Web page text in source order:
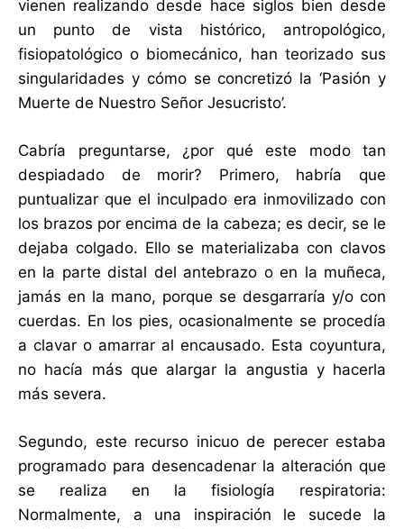
vienen realizando desde hace siglos bien desde
un punto de vista histórico, antropológico,
fisiopatológico o biomecánico, han teorizado sus
singularidades y cómo se concretizó la ‘Pasión y
Muerte de Nuestro Señor Jesucristo’.
Cabría preguntarse, ¿por qué este modo tan
despiadado de morir? Primero, habría que
puntualizar que el inculpado era inmovilizado con
los brazos por encima de la cabeza; es decir, se le
dejaba colgado. Ello se materializaba con clavos
en la parte distal del antebrazo o en la muñeca,
jamás en la mano, porque se desgarraría y/o con
cuerdas. En los pies, ocasionalmente se procedía
a clavar o amarrar al encausado. Esta coyuntura,
no hacía más que alargar la angustia y hacerla
más severa.
Segundo, este recurso inicuo de perecer estaba
programado para desencadenar la alteración que
se realiza en la fisiología respiratoria:
Normalmente, a una inspiración le sucede la